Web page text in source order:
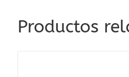
Productos